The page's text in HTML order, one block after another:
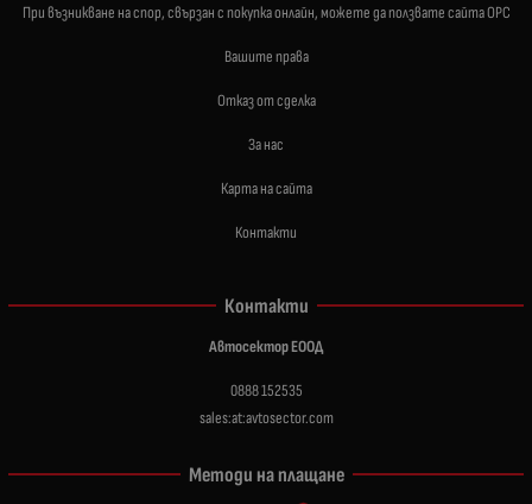
При възникване на спор, свързан с покупка онлайн, можете да ползвате сайта ОРС
Вашите права
Отказ от сделка
За нас
Карта на сайта
Контакти
Контакти
Автосектор ЕООД
0888 152535
sales:at:avtosector.com
Методи на плащане